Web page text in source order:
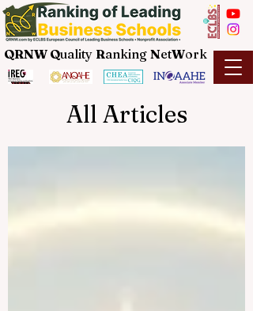
QRNW Quality Ranking NetWork
All Articles